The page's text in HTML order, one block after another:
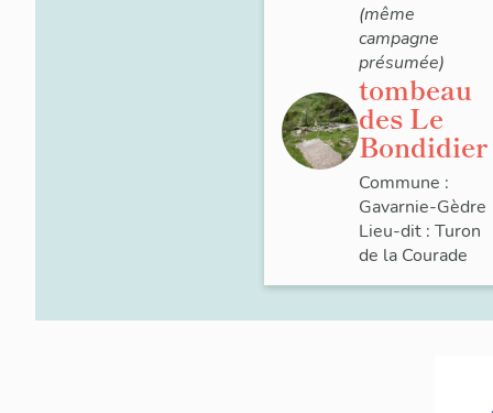
(même
campagne
présumée)
tombeau
des Le
Bondidier
Commune :
Gavarnie-Gèdre
Lieu-dit : Turon
de la Courade